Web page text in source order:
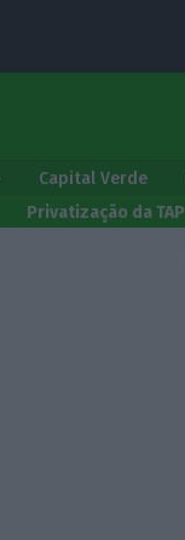
Capital Verde
Privatização da TAP